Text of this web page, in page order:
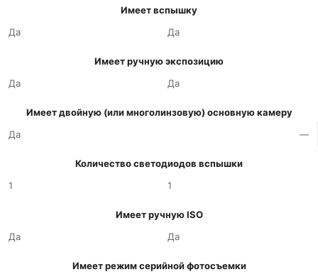
Имеет вспышку
Да
Да
Имеет ручную экспозицию
Да
Да
Имеет двойную (или многолинзовую) основную камеру
Да
—
Количество светодиодов вспышки
1
1
Имеет ручную ISO
Да
Да
Имеет режим серийной фотосъемки